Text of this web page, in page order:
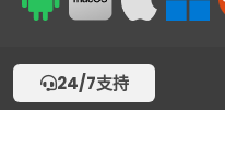
24/7支持